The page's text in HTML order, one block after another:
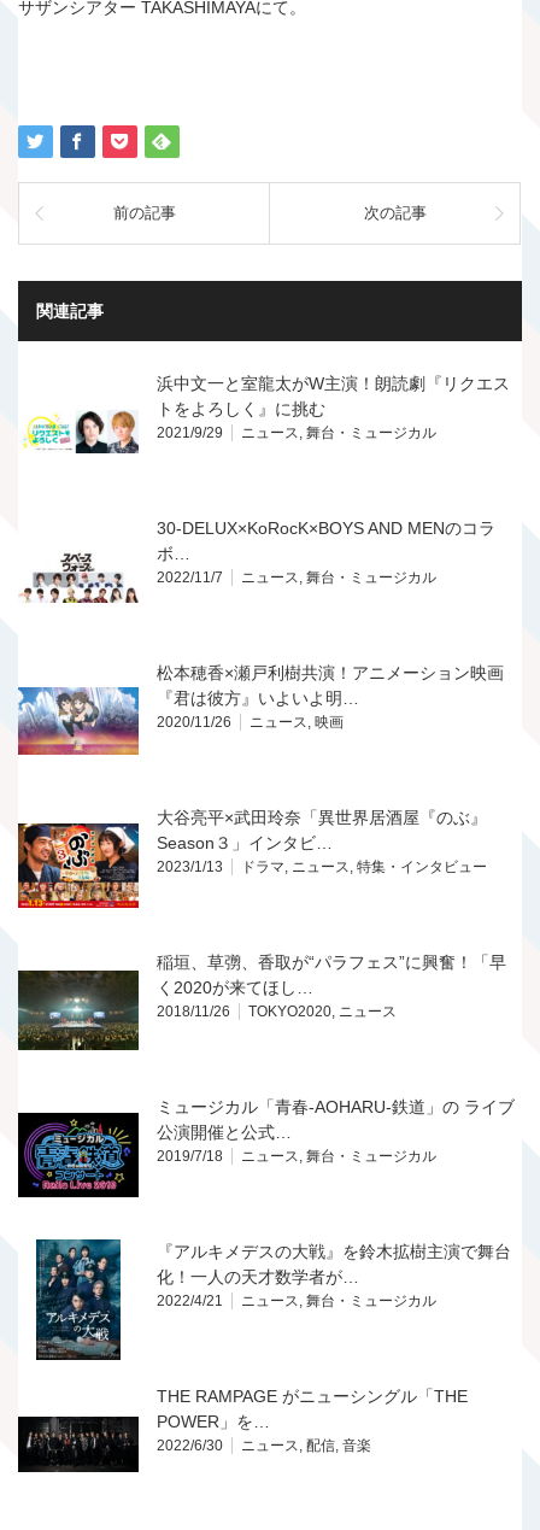
サザンシアター TAKASHIMAYAにて。
前の記事 次の記事
関連記事
浜中文一と室龍太がW主演！朗読劇『リクエス
トをよろしく』に挑む
2021/9/29 ニュース, 舞台・ミュージカル
30-DELUX×KoRocK×BOYS AND MENのコラ
ボ…
2022/11/7 ニュース, 舞台・ミュージカル
松本穂香×瀬戸利樹共演！アニメーション映画
『君は彼方』いよいよ明…
2020/11/26 ニュース, 映画
大谷亮平×武田玲奈「異世界居酒屋『のぶ』
Season３」インタビ…
2023/1/13 ドラマ, ニュース, 特集・インタビュー
稲垣、草彅、香取が“パラフェス”に興奮！「早
く2020が来てほし…
2018/11/26 TOKYO2020, ニュース
ミュージカル「青春‐AOHARU‐鉄道」の ライブ
公演開催と公式…
2019/7/18 ニュース, 舞台・ミュージカル
『アルキメデスの大戦』を鈴木拡樹主演で舞台
化！一人の天才数学者が…
2022/4/21 ニュース, 舞台・ミュージカル
THE RAMPAGE がニューシングル「THE
POWER」を…
2022/6/30 ニュース, 配信, 音楽